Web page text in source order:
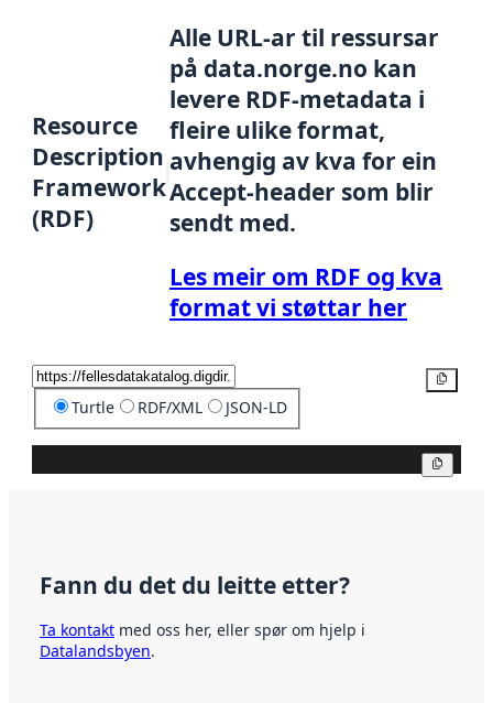
Resource
Description
Framework
(RDF)
Alle URL-ar til ressursar
på data.norge.no kan
levere RDF-metadata i
fleire ulike format,
avhengig av kva for ein
Accept-header som blir
sendt med.
Les meir om RDF og kva
format vi støttar her
Turtle RDF/XML JSON-LD
Fann du det du leitte etter?
Ta kontakt med oss her, eller spør om hjelp i
Datalandsbyen.